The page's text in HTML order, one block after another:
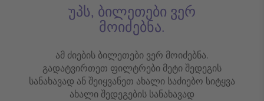
უპს, ბილეთები ვერ
მოიძებნა.
ამ ძიების ბილეთები ვერ მოიძებნა.
გადატვირთეთ ფილტრები მეტი შედეგის
სანახავად ან შეიყვანეთ ახალი საძიებო სიტყვა
ახალი შედეგების სანახავად